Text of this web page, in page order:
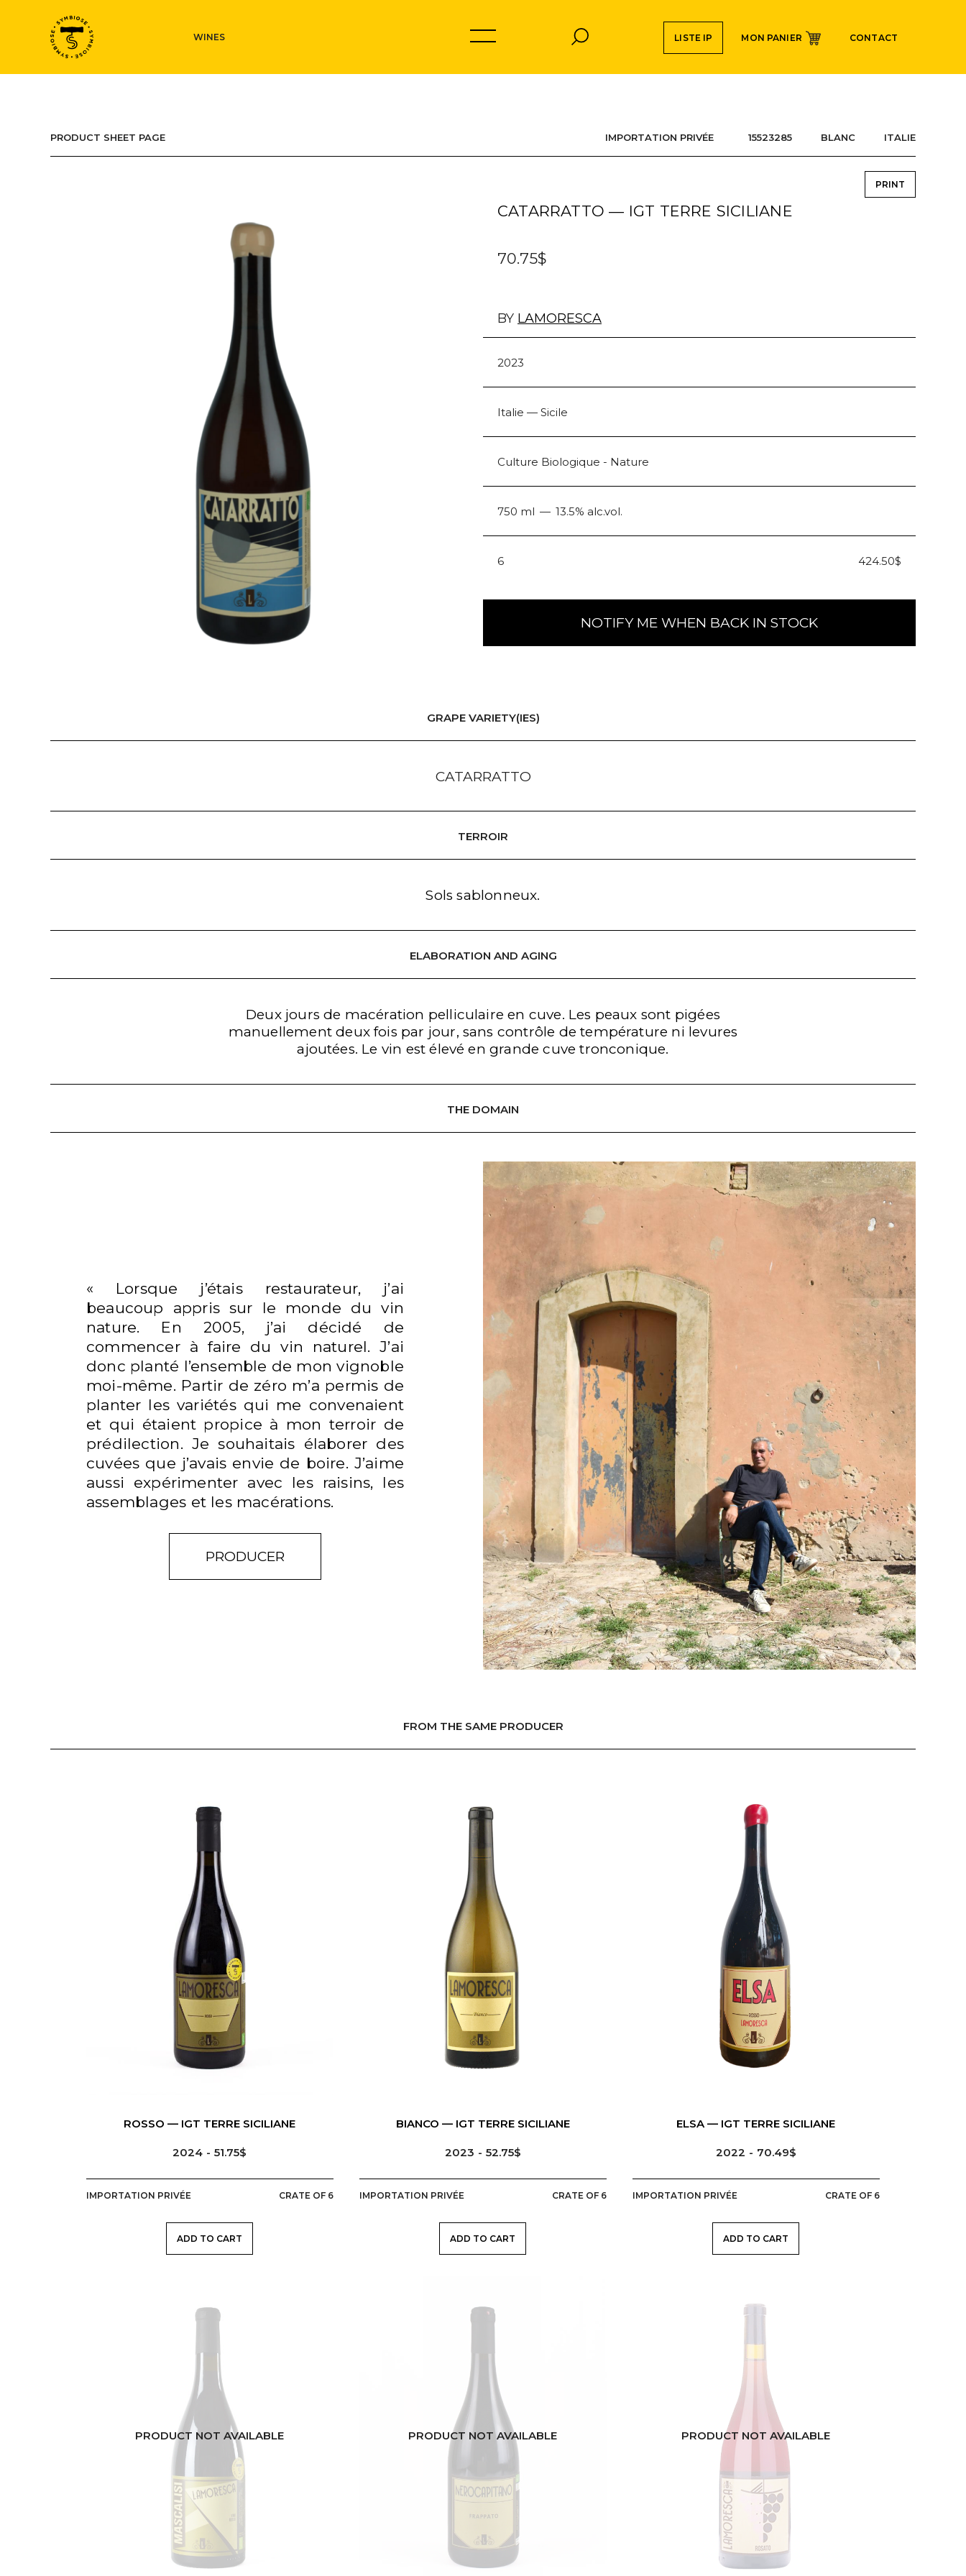
WINES
Navigation
secondaire
LISTE IP MON PANIER CONTACT
MENU
PRODUCTEURS
VINS, BIÈRES, CIDRES ET SPIRITUEUX
EVENTS
NEWS
CONTACT
PRODUCT SHEET PAGE IMPORTATION PRIVÉE 15523285 BLANC ITALIE
PRINT
CATARRATTO — IGT TERRE SICILIANE
70.75$
BY LAMORESCA
2023
Italie — Sicile
Culture Biologique - Nature
750 ml 13.5% alc.vol.
6 424.50$
NOTIFY ME WHEN BACK IN STOCK
GRAPE VARIETY(IES)
CATARRATTO
TERROIR
Sols sablonneux.
ELABORATION AND AGING
Deux jours de macération pelliculaire en cuve. Les peaux sont pigées
manuellement deux fois par jour, sans contrôle de température ni levures
ajoutées. Le vin est élevé en grande cuve tronconique.
THE DOMAIN
« Lorsque j’étais restaurateur, j’ai
beaucoup appris sur le monde du vin
nature. En 2005, j’ai décidé de
commencer à faire du vin naturel. J’ai
donc planté l’ensemble de mon vignoble
moi-même. Partir de zéro m’a permis de
planter les variétés qui me convenaient
et qui étaient propice à mon terroir de
prédilection. Je souhaitais élaborer des
cuvées que j’avais envie de boire. J’aime
aussi expérimenter avec les raisins, les
assemblages et les macérations.
PRODUCER
FROM THE SAME PRODUCER
LAMORESCA
ITALIE SICILE
ROSSO — IGT TERRE SICILIANE
2024 51.75$
IMPORTATION PRIVÉE CRATE OF 6
ADD TO CART
LAMORESCA
ITALIE SICILE
BIANCO — IGT TERRE SICILIANE
2023 52.75$
IMPORTATION PRIVÉE CRATE OF 6
ADD TO CART
LAMORESCA
ITALIE SICILE
ELSA — IGT TERRE SICILIANE
2022 70.49$
IMPORTATION PRIVÉE CRATE OF 6
ADD TO CART
PRODUCT NOT AVAILABLE PRODUCT NOT AVAILABLE
ITALIE SICILE
PRODUCT NOT AVAILABLE
ITALIE SICILE